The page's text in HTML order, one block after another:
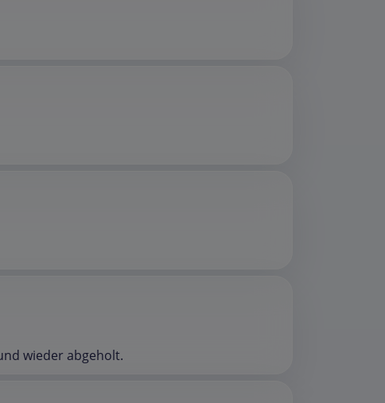
wieder abgeholt.